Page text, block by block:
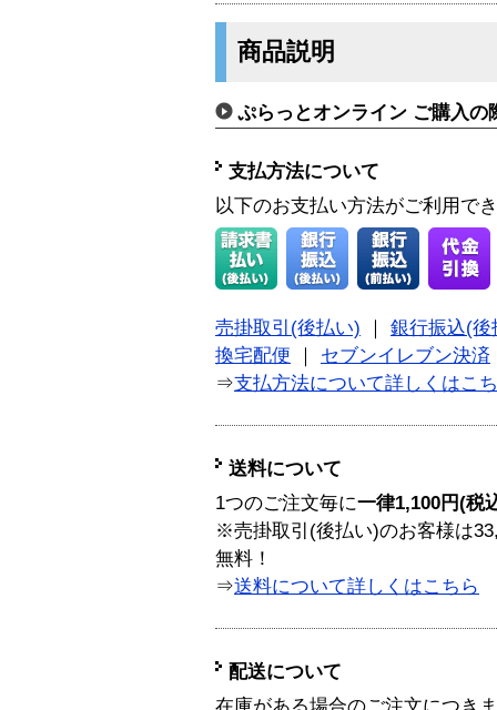
商品説明
ぷらっとオンライン ご購入の
支払方法について
以下のお支払い方法がご利用で
売掛取引(後払い)
銀行振込(後
換宅配便
セブンイレブン決済
⇒支払方法について詳しくはこ
送料について
1つのご注文毎に一律1,100円(税
※売掛取引(後払い)のお客様は
無料！
⇒送料について詳しくはこちら
配送について